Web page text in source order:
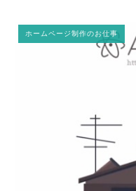
ホームページ制作のお仕事